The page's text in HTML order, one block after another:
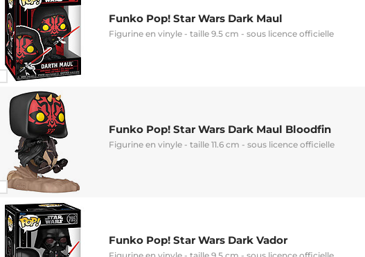
Funko Pop! Star Wars Dark Maul
Figurine en vinyle - taille 9.5 cm - sous licence officielle
Funko Pop! Star Wars Dark Maul Bloodfin
Figurine en vinyle - taille 11.6 cm - sous licence officielle
Funko Pop! Star Wars Dark Vador
Figurine en vinyle - taille 9.5 cm - sous licence officielle